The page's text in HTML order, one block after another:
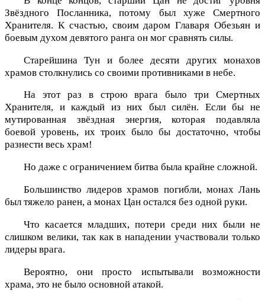
Звёздного Посланника, потому был хуже Смертного
Хранителя. К счастью, своим даром Главаря Обезьян и
боевым духом девятого ранга он мог сравнять силы.
Старейшина Тун и более десяти других монахов
храмов столкнулись со своими противниками в небе.
На этот раз в строю врага было три Смертных
Хранителя, и каждый из них был силён. Если бы не
мутированная звёздная энергия, которая подавляла
боевой уровень, их троих было бы достаточно, чтобы
разнести весь храм!
Но даже с ограничением битва была крайне сложной.
Большинство лидеров храмов погибли, монах Лань
был тяжело ранен, а монах Цан остался без одной руки.
Что касается младших, потери среди них были не
слишком велики, так как в нападении участвовали только
лидеры врага.
Вероятно, они просто испытывали возможности
храма, это не было основной атакой.